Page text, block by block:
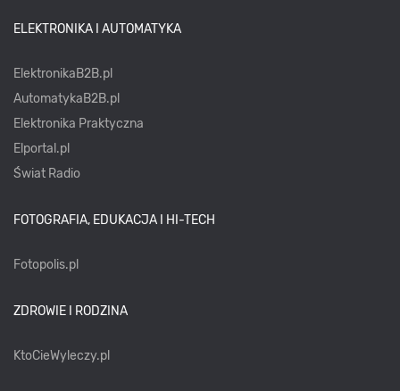
ELEKTRONIKA I AUTOMATYKA
ElektronikaB2B.pl
AutomatykaB2B.pl
Elektronika Praktyczna
Elportal.pl
Świat Radio
FOTOGRAFIA, EDUKACJA I HI-TECH
Fotopolis.pl
ZDROWIE I RODZINA
KtoCieWyleczy.pl